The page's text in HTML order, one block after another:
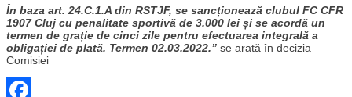
În baza art. 24.C.1.A din RSTJF, se sancționează clubul FC CFR
1907 Cluj cu penalitate sportivă de 3.000 lei și se acordă un
termen de grație de cinci zile pentru efectuarea integrală a
obligației de plată. Termen 02.03.2022.” se arată în decizia
Comisiei